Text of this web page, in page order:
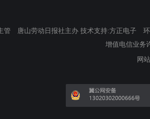
管 唐山劳动日报社主办 技术支持:方正电子
增值电信业务
网